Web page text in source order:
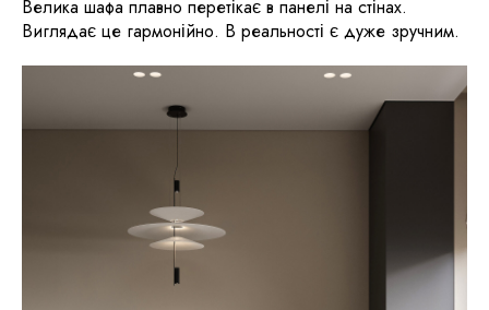
Велика шафа плавно перетікає в панелі на стінах.
Виглядає це гармонійно. В реальності є дуже зручним.